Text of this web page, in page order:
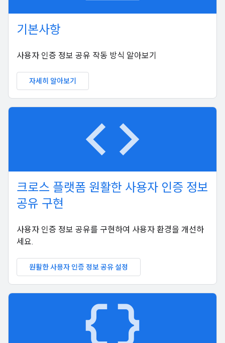
기본사항
사용자 인증 정보 공유 작동 방식 알아보기
자세히 알아보기
code
크로스 플랫폼 원활한 사용자 인증 정보
공유 구현
사용자 인증 정보 공유를 구현하여 사용자 환경을 개선하
세요.
원활한 사용자 인증 정보 공유 설정
data_object